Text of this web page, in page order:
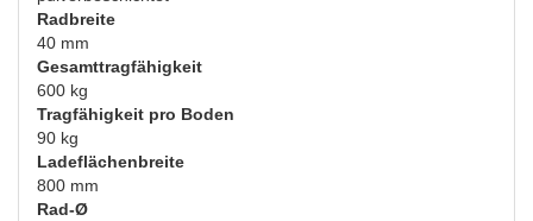
Radbreite
40 mm
Gesamttragfähigkeit
600 kg
Tragfähigkeit pro Boden
90 kg
Ladeflächenbreite
800 mm
Rad-Ø